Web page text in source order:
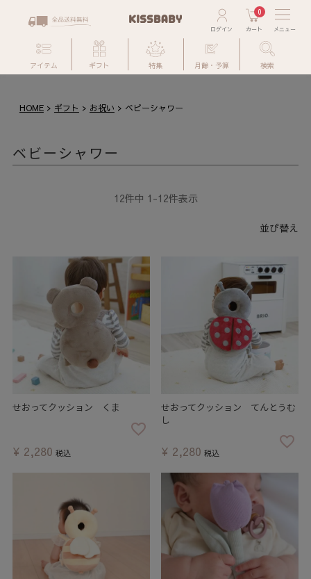
0
アイテム ギフト 特集 月齢・予算 検索
HOME ギフト お祝い ベビーシャワー
ベビーシャワー
並び替え
12件中 1 -12件表示
せおってクッション くま
¥ 2,280 税込
せおってクッション てんとうむ
し
¥ 2,280 税込